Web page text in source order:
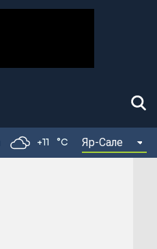
+11 °C Яр-Сале